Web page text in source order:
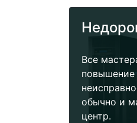
Все
повышение
обычно и
центр.